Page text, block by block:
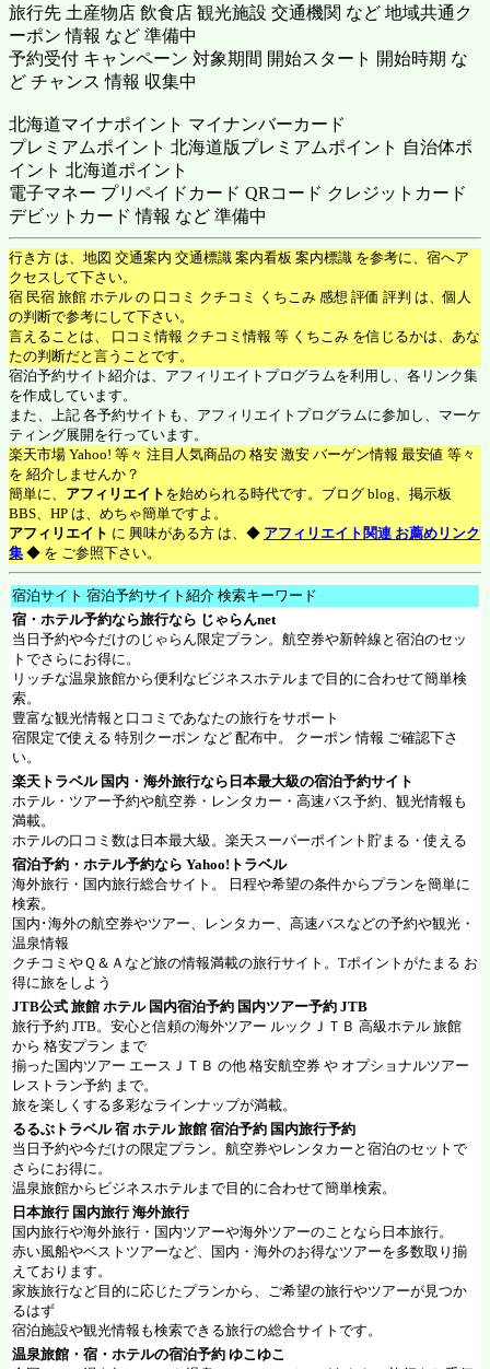
旅行先 土産物店 飲食店 観光施設 交通機関 など 地域共通ク
ーポン 情報 など 準備中
予約受付 キャンペーン 対象期間 開始スタート 開始時期 な
ど チャンス 情報 収集中
北海道マイナポイント マイナンバーカード
プレミアムポイント 北海道版プレミアムポイント 自治体ポ
イント 北海道ポイント
電子マネー プリペイドカード QRコード クレジットカード
デビットカード 情報 など 準備中
行き方 は、地図 交通案内 交通標識 案内看板 案内標識 を参考に、宿へア
クセスして下さい。
宿 民宿 旅館 ホテル の 口コミ クチコミ くちこみ 感想 評価 評判 は、個人
の判断で参考にして下さい。
言えることは、 口コミ情報 クチコミ情報 等 くちこみ を信じるかは、あな
たの判断だと言うことです。
宿泊予約サイト紹介は、アフィリエイトプログラムを利用し、各リンク集
を作成しています。
また、上記 各予約サイトも、アフィリエイトプログラムに参加し、マーケ
ティング展開を行っています。
楽天市場 Yahoo! 等々 注目人気商品の 格安 激安 バーゲン情報 最安値 等々
を 紹介しませんか？
簡単に、 アフィリエイト を始められる時代です。ブログ blog、掲示板
BBS、HP は、めちゃ簡単ですよ。
アフィリエイト に 興味がある方 は、◆ アフィリエイト関連 お薦めリンク
集 ◆ を ご参照下さい。
宿泊サイト 宿泊予約サイト紹介 検索キーワード
宿・ホテル予約なら旅行なら じゃらんnet
当日予約や今だけのじゃらん限定プラン。航空券や新幹線と宿泊のセッ
トでさらにお得に。
リッチな温泉旅館から便利なビジネスホテルまで目的に合わせて簡単検
索。
豊富な観光情報と口コミであなたの旅行をサポート
宿限定で使える 特別クーポン など 配布中。 クーポン 情報 ご確認下さ
い。
楽天トラベル国内・海外旅行なら日本最大級の宿泊予約サイト
ホテル・ツアー予約や航空券・レンタカー・高速バス予約、観光情報も
満載。
ホテルの口コミ数は日本最大級。楽天スーパーポイント貯まる・使える
宿泊予約・ホテル予約なら Yahoo!トラベル
海外旅行・国内旅行総合サイト。 日程や希望の条件からプランを簡単に
検索。
国内･海外の航空券やツアー、レンタカー、高速バスなどの予約や観光・
温泉情報
クチコミやＱ＆Ａなど旅の情報満載の旅行サイト。Tポイントがたまる お
得に旅をしよう
JTB公式 旅館 ホテル 国内宿泊予約 国内ツアー予約 JTB
旅行予約 JTB。安心と信頼の海外ツアー ルックＪＴＢ 高級ホテル 旅館
から 格安プラン まで
揃った国内ツアー エースＪＴＢ の他 格安航空券 や オプショナルツアー
レストラン予約 まで。
旅を楽しくする多彩なラインナップが満載。
るるぶトラベル宿 ホテル 旅館 宿泊予約 国内旅行予約
当日予約や今だけの限定プラン。航空券やレンタカーと宿泊のセットで
さらにお得に。
温泉旅館からビジネスホテルまで目的に合わせて簡単検索。
日本旅行国内旅行 海外旅行
国内旅行や海外旅行・国内ツアーや海外ツアーのことなら日本旅行。
赤い風船やベストツアーなど、国内・海外のお得なツアーを多数取り揃
えております。
家族旅行など目的に応じたプランから、ご希望の旅行やツアーが見つか
るはず
宿泊施設や観光情報も検索できる旅行の総合サイトです。
温泉旅館・宿・ホテルの宿泊予約 ゆこゆこ